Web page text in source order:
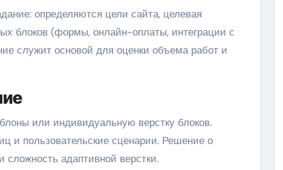
определяются цели сайта, целевая
блоков (формы, онлайн-оплаты, интеграции с
служит основой для оценки объема работ и
или индивидуальную верстку блоков.
и пользовательские сценарии. Решение о
сложность адаптивной верстки.